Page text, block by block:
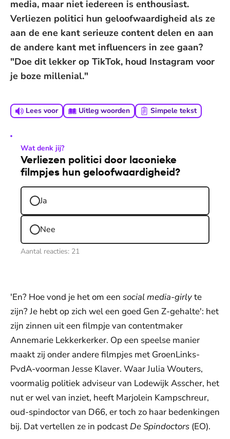
media, maar niet iedereen is enthousiast.
Verliezen politici hun geloofwaardigheid als ze
aan de ene kant serieuze content delen en aan
de andere kant met influencers in zee gaan?
"Doe dit lekker op TikTok, houd Instagram voor
je boze millenial."
Lees voor Uitleg woorden Simpele tekst
Wat denk jij?
Verliezen politici door laconieke
filmpjes hun geloofwaardigheid?
Ja
Nee
Aantal reacties: 21
'En? Hoe vond je het om een social media-girlyte
zijn? Je hebt op zich wel een goed Gen Z-gehalte': het
zijn zinnen uit een filmpje van contentmaker
Annemarie Lekkerkerker. Op een speelse manier
maakt zij onder andere filmpjes met GroenLinks-
PvdA-voorman Jesse Klaver. Waar Julia Wouters,
voormalig politiek adviseur van Lodewijk Asscher, het
nut er wel van inziet, heeft Marjolein Kampschreur,
oud-spindoctor van D66, er toch zo haar bedenkingen
bij. Dat vertellen ze in podcast De Spindoctors (EO).